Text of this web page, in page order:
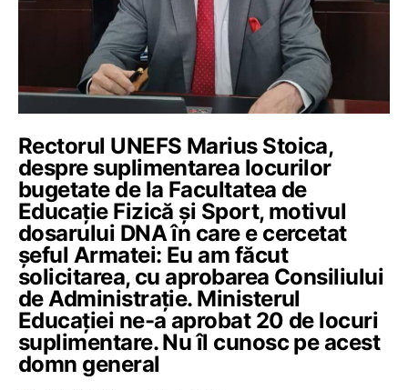
Rectorul UNEFS Marius Stoica,
despre suplimentarea locurilor
bugetate de la Facultatea de
Educație Fizică și Sport, motivul
dosarului DNA în care e cercetat
șeful Armatei: Eu am făcut
solicitarea, cu aprobarea Consiliului
de Administrație. Ministerul
Educației ne-a aprobat 20 de locuri
suplimentare. Nu îl cunosc pe acest
domn general